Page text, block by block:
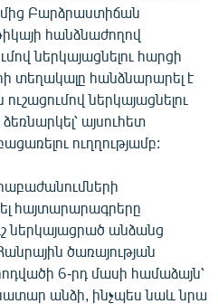
Բարձրաստիճան
հանձնաժողով
ներկայացնելու հարցի
տեղակալը հանձնարարել է
ներկայացնելու
այսուհետ
ուղղությամբ:
հայտարարագրերը
ներկայացրած անձանց
ծառայության
6-րդ մասի համաձայն՝
անձի, ինչպես նաև նրա